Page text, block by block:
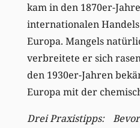
kam in den 1870er-
internationalen
Europa. Mangels
verbreitete er sich
den 1930er-Jahren
Europa mit der
Drei Praxistipps: